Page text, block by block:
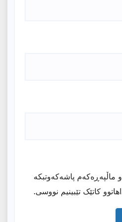
ماڵپەڕەکەم پاشەکەوتبکە
کاتێک تێبینیم نووسی.